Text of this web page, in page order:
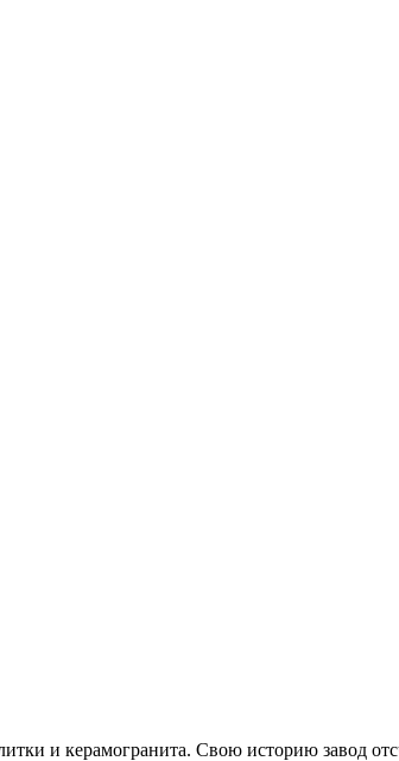
и керамогранита. Свою историю завод